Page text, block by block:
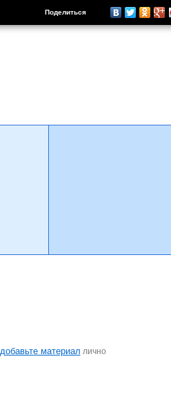
Поделиться
добавьте материал лично